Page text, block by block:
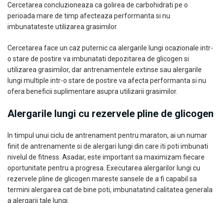
Cercetarea concluzioneaza ca golirea de carbohidrati pe o
perioada mare de timp afecteaza performanta si nu
imbunatateste utilizarea grasimilor.
Cercetarea face un caz puternic ca alergarile lungi ocazionale intr-
o stare de postire va imbunatati depozitarea de glicogen si
utilizarea grasimilor, dar antrenamentele extinse sau alergarile
lungi multiple intr-o stare de postire va afecta performanta si nu
ofera beneficii suplimentare asupra utilizarii grasimilor.
Alergarile lungi cu rezervele pline de glicogen
In timpul unui ciclu de antrenament pentru maraton, ai un numar
finit de antrenamente si de alergari lungi din care iti poti imbunati
nivelul de fitness. Asadar, este important sa maximizam fiecare
oportunitate pentru a progresa. Executarea alergarilor lungi cu
rezervele pline de glicogen mareste sansele de a fi capabil sa
termini alergarea cat de bine poti, imbunatatind calitatea generala
a alergarii tale lungi.